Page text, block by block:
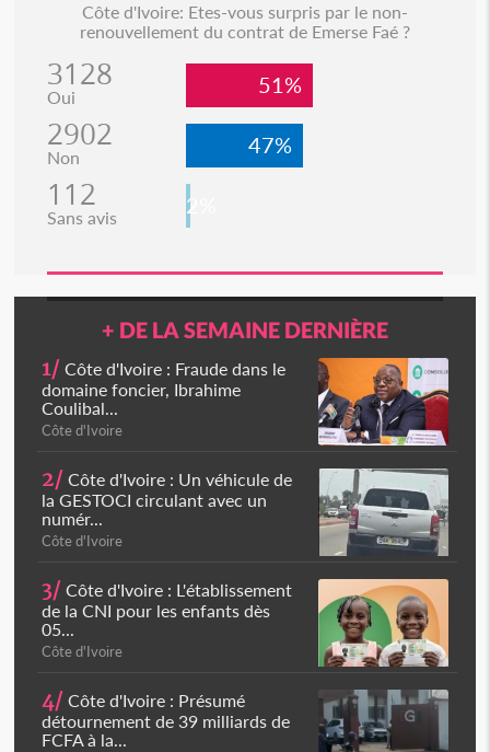
Côte d'Ivoire: Etes-vous surpris par le non-
renouvellement du contrat de Emerse Faé ?
3128
Oui 51%
2902
Non 47%
112
Sans avis 2%
+ DE LA SEMAINE DERNIÈRE
1/ Côte d'Ivoire : Fraude dans le
domaine foncier, Ibrahime
Coulibal...
Côte d'Ivoire
2/ Côte d'Ivoire : Un véhicule de
la GESTOCI circulant avec un
numér...
Côte d'Ivoire
3/ Côte d'Ivoire : L'établissement
de la CNI pour les enfants dès
05...
Côte d'Ivoire
4/ Côte d'Ivoire : Présumé
détournement de 39 milliards de
FCFA à la...